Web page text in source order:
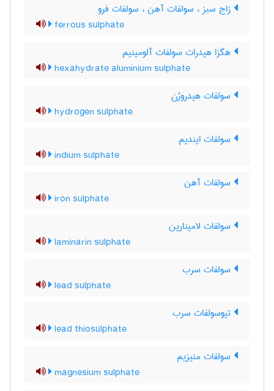
زاج سبز ، سولفات آهن ، سولفات فرو
ferrous sulphate
هگزا هیدرات سولفات آلومینیم
hexahydrate aluminium sulphate
سولفات هیدروژن
hydrogen sulphate
سولفات ایندیم
indium sulphate
سولفات آهن
iron sulphate
سولفات لامینارین
laminarin sulphate
سولفات سرب
lead sulphate
تیوسولفات سرب
lead thiosulphate
سولفات منیزیم
magnesium sulphate